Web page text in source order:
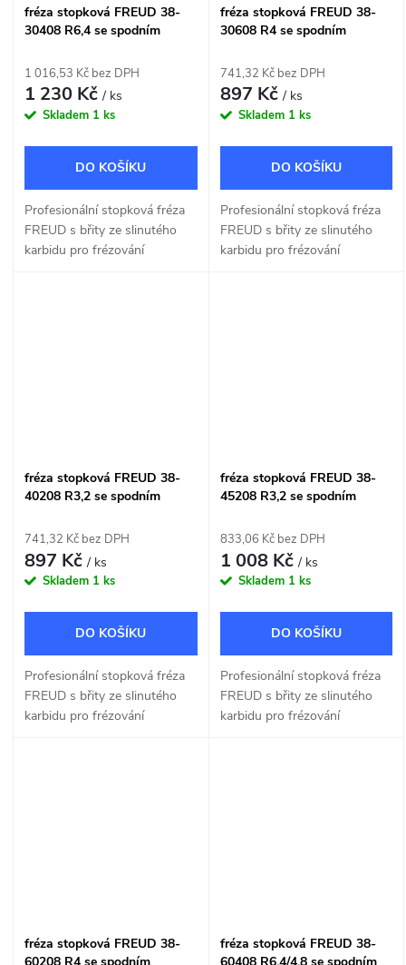
fréza stopková FREUD 38-
30408 R6,4 se spodním
1 016,53 Kč bez DPH
1 230 Kč/ ks
Skladem 1 ks
DO KOŠÍKU
Profesionální stopková fréza
FREUD s břity ze slinutého
karbidu pro frézování
fréza stopková FREUD 38-
30608 R4 se spodním
741,32 Kč bez DPH
897 Kč/ ks
Skladem 1 ks
DO KOŠÍKU
Profesionální stopková fréza
FREUD s břity ze slinutého
karbidu pro frézování
fréza stopková FREUD 38-
40208 R3,2 se spodním
741,32 Kč bez DPH
897 Kč/ ks
Skladem 1 ks
DO KOŠÍKU
Profesionální stopková fréza
FREUD s břity ze slinutého
karbidu pro frézování
fréza stopková FREUD 38-
45208 R3,2 se spodním
833,06 Kč bez DPH
1 008 Kč/ ks
Skladem 1 ks
DO KOŠÍKU
Profesionální stopková fréza
FREUD s břity ze slinutého
karbidu pro frézování
fréza stopková FREUD 38-
fréza stopková FREUD 38-